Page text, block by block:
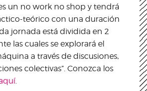
un no work no shop y tendrá
teórico con una duración
jornada está dividida en 2
las cuales se explorará el
a través de discusiones,
colectivas”. Conozca los
.